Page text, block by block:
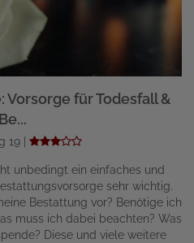
für Todesfall &
Be...
19 |
unbedingt ein einfaches und
sehr wichtig.
Bestattung vor? Benötige ich
muss ich dabei beachten? Was
Diese und viele weitere